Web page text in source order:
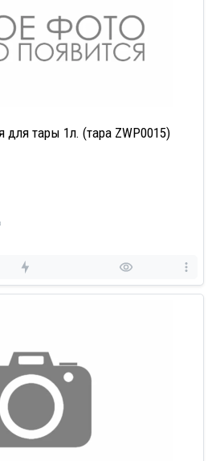
тары 1л. (тара ZWP0015)